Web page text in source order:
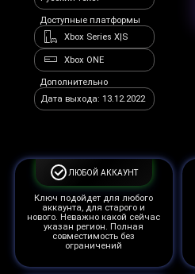
Доступные платформы
Xbox Series X|S
Xbox ONE
Дополнительно
Дата выхода: 13.12.2022
ЛЮБОЙ АККАУНТ
Ключ подойдет для любого
аккаунта, для старого и
нового. Неважно какой сейчас
указан регион. Полная
совместимость без
ограничений